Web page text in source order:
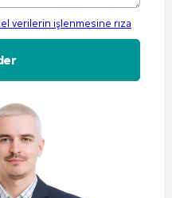
verilerin işlenmesine rıza